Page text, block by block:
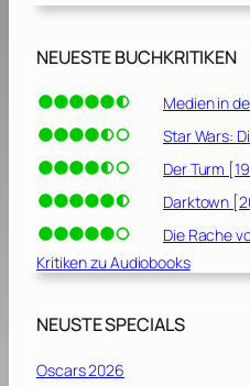
NEUESTE BUCHKRITIKEN
Medien in
Star Wars:
Der Turm
Darktown
Die Rache
Kritiken zu Audiobooks
NEUSTE SPECIALS
Oscars 2026